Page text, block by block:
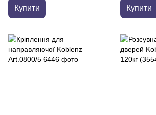
Купити Купити